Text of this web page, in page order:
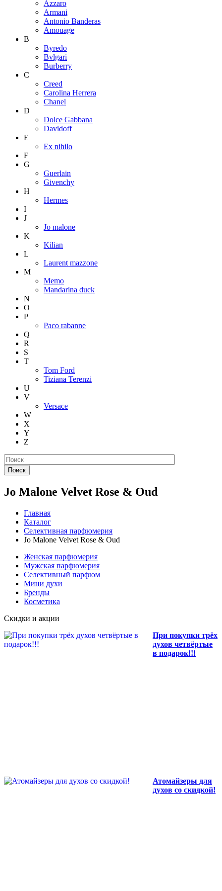
Azzaro
Armani
Antonio Banderas
Amouage
B
Byredo
Bvlgari
Burberry
C
Creed
Carolina Herrera
Chanel
D
Dolce Gabbana
Davidoff
E
Ex nihilo
F
G
Guerlain
Givenchy
H
Hermes
I
J
Jo malone
K
Kilian
L
Laurent mazzone
M
Memo
Mandarina duck
N
O
P
Paco rabanne
Q
R
S
T
Tom Ford
Tiziana Terenzi
U
V
Versace
W
X
Y
Z
Поиск
Jo Malone Velvet Rose & Oud
Главная
Каталог
Селективная парфюмерия
Jo Malone Velvet Rose & Oud
Женская парфюмерия
Мужская парфюмерия
Селективный парфюм
Мини духи
Бренды
Косметика
Скидки и акции
При покупки трёх
духов четвёртые
в подарок!!!
Атомайзеры для
духов со скидкой!